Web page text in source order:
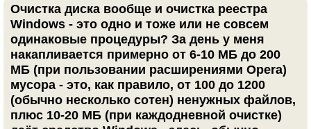
Очистка диска вообще и очистка реестра
Windows - это одно и тоже или не совсем
одинаковые процедуры? За день у меня
накапливается примерно от 6-10 МБ до 200
МБ (при пользовании расширениями Opera)
мусора - это, как правило, от 100 до 1200
(обычно несколько сотен) ненужных файлов,
плюс 10-20 МБ (при каждодневной очистке)